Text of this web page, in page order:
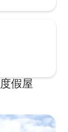
假屋